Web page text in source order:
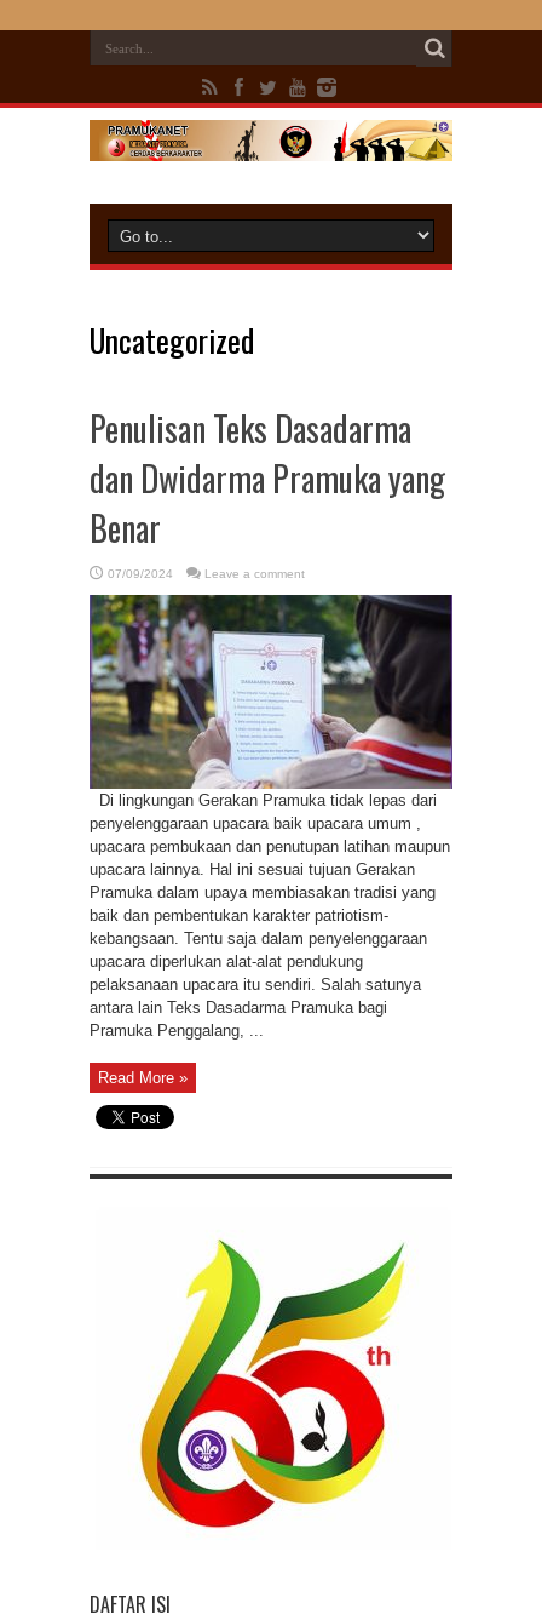
Uncategorized
Penulisan Teks Dasadarma
dan Dwidarma Pramuka yang
Benar
07/09/2024 Leave a comment
Di lingkungan Gerakan Pramuka tidak lepas dari
penyelenggaraan upacara baik upacara umum ,
upacara pembukaan dan penutupan latihan maupun
upacara lainnya. Hal ini sesuai tujuan Gerakan
Pramuka dalam upaya membiasakan tradisi yang
baik dan pembentukan karakter patriotism-
kebangsaan. Tentu saja dalam penyelenggaraan
upacara diperlukan alat-alat pendukung
pelaksanaan upacara itu sendiri. Salah satunya
antara lain Teks Dasadarma Pramuka bagi
Pramuka Penggalang, ...
Read More »
DAFTAR ISI